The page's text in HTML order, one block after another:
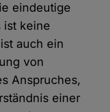
eindeutige
ist keine
auch ein
von
Anspruches,
einer